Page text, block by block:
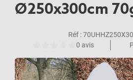
Ø250x300cm
Réf :
0 avis